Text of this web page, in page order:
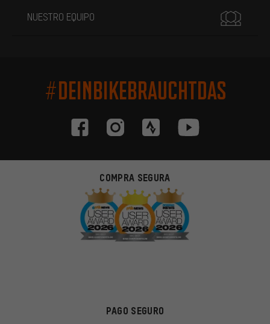
NUESTRO EQUIPO
#DEINBIKEBRAUCHTDAS
COMPRA SEGURA
PAGO SEGURO